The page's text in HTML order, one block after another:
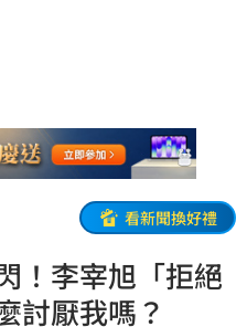
看新聞換好禮
！李宰旭「拒絕
厭我嗎？